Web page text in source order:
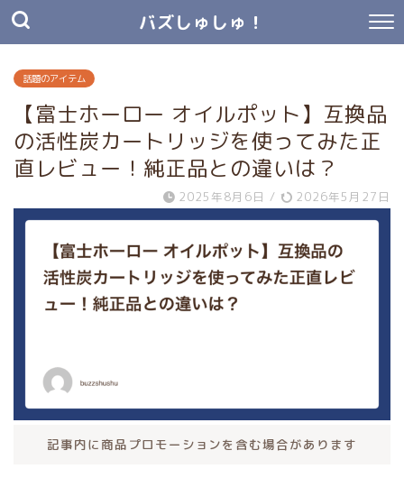
バズしゅしゅ！
話題のアイテム
【富士ホーロー オイルポット】互換品
の活性炭カートリッジを使ってみた正
直レビュー！純正品との違いは？
2025年8月6日 / 2026年5月27日
記事内に商品プロモーションを含む場合があります